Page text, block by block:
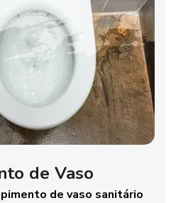
de Vaso
de vaso sanitário